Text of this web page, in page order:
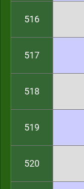
516
517
518
519
520